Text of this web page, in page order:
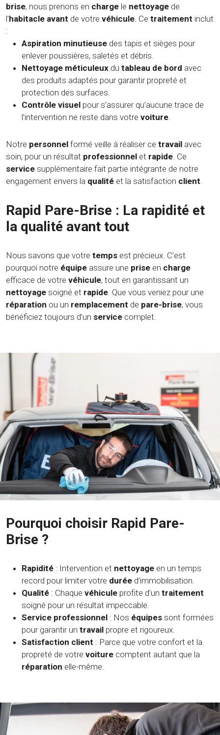
brise, nous prenons en charge le nettoyage de
l'habitacle avant de votre véhicule. Ce traitement inclut
:
Aspiration minutieuse des tapis et sièges pour
enlever poussières, saletés et débris.
Nettoyage méticuleux du tableau de bord avec
des produits adaptés pour garantir propreté et
protection des surfaces.
Contrôle visuel pour s’assurer qu’aucune trace de
l’intervention ne reste dans votre voiture.
Notre personnel formé veille à réaliser ce travail avec
soin, pour un résultat professionnel et rapide. Ce
service supplémentaire fait partie intégrante de notre
engagement envers la qualité et la satisfaction client.
Rapid Pare-Brise : La rapidité et
la qualité avant tout
Nous savons que votre temps est précieux. C’est
pourquoi notre équipe assure une prise en charge
efficace de votre véhicule, tout en garantissant un
nettoyage soigné et rapide. Que vous veniez pour une
réparation ou un remplacement de pare-brise, vous
bénéficiez toujours d’un service complet.
Pourquoi choisir Rapid Pare-
Brise ?
Rapidité : Intervention et nettoyage en un temps
record pour limiter votre durée d’immobilisation.
Qualité : Chaque véhicule profite d’un traitement
soigné pour un résultat impeccable.
Service professionnel : Nos équipes sont formées
pour garantir un travail propre et rigoureux.
Satisfaction client : Parce que votre confort et la
propreté de votre voiture comptent autant que la
réparation elle-même.